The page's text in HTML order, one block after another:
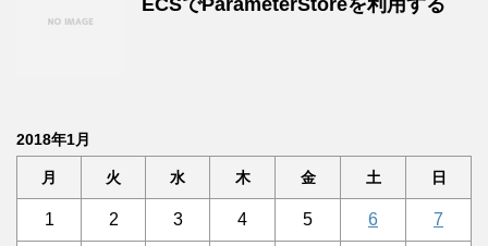
2018年1月
月 火 水 木 金 土 日
1 2 3 4 5 6 7